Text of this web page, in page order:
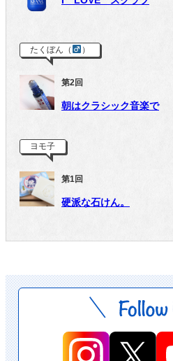
たくぼん（ ）
第2回
朝はクラシック音楽で
ヨモ子
第1回
硬派な石けん。